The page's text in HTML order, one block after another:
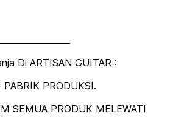
Di ARTISAN GUITAR :
PABRIK PRODUKSI.
SEMUA PRODUK MELEWATI